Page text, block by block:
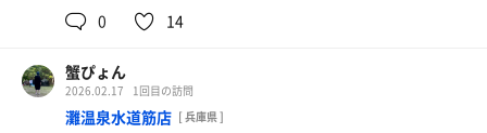
0 14
蟹ぴょん
2026.02.17 1回目の訪問
灘温泉水道筋店 [ 兵庫県 ]